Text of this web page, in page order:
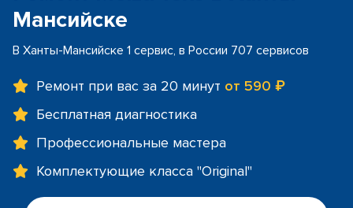
Мансийске
В Ханты-Мансийске 1 сервис, в России 707 сервисов
Ремонт при вас за 20 минут от 590 ₽
Бесплатная диагностика
Профессиональные мастера
Комплектующие класса "Original"